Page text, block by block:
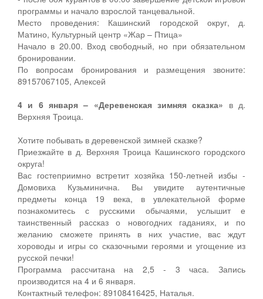
программы и начало взрослой танцевальной.
Место проведения: Кашинский городской округ, д.
Матино, Культурный центр «Жар – Птица»
Начало в 20.00. Вход свободный, но при обязательном
бронировании.
По вопросам бронирования и размещения звоните:
89157067105, Алексей
4 и 6 января – «Деревенская зимняя сказка» в д.
Верхняя Троица.
Хотите побывать в деревенской зимней сказке?
Приезжайте в д. Верхняя Троица Кашинского городского
округа!
Вас гостеприимно встретит хозяйка 150-летней избы -
Домовиха Кузьминична. Вы увидите аутентичные
предметы конца 19 века, в увлекательной форме
познакомитесь с русскими обычаями, услышит е
таинственный рассказ о новогодних гаданиях, и по
желанию сможете принять в них участие, вас ждут
хороводы и игры со сказочными героями и угощение из
русской печки!
Программа рассчитана на 2,5 - 3 часа. Запись
производится на 4 и 6 января.
Контактный телефон: 89108416425, Наталья.